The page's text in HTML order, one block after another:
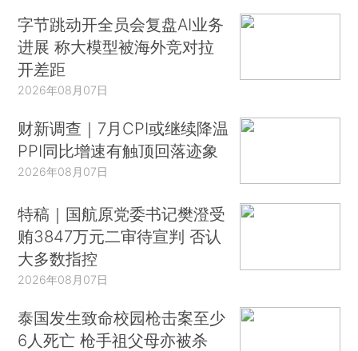
字节跳动开全员会复盘AI业务
进展 称大模型被海外竞对拉
开差距
2026年08月07日
财新调查｜7月CPI或继续降温
PPI同比增速有触顶回落迹象
2026年08月07日
特稿｜国航原党委书记樊澄受
贿3847万元二审待宣判 否认
大多数指控
2026年08月07日
泰国发生致命校园枪击案至少
6人死亡 枪手祖父母亦被杀